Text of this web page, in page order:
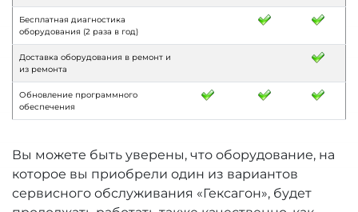
Бесплатная диагностика
оборудования (2 раза в год)
Доставка оборудования в ремонт и
из ремонта
Обновление программного
обеспечения
Вы можете быть уверены, что оборудование, на
которое вы приобрели один из вариантов
сервисного обслуживания «Гексагон», будет